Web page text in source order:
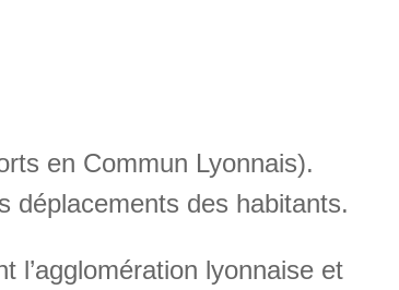
en Commun Lyonnais).
déplacements des habitants.
l’agglomération lyonnaise et